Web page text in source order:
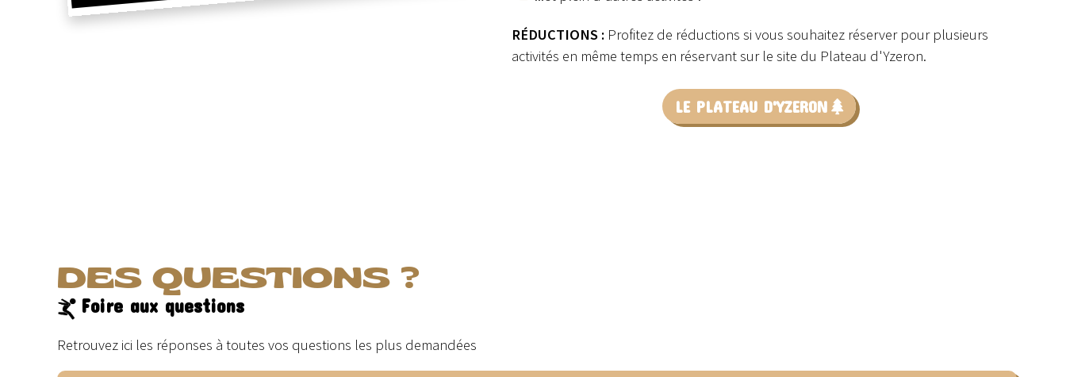
RÉDUCTIONS : Profitez de réductions si vous souhaitez réserver pour plusieurs
activités en même temps en réservant sur le site du Plateau d'Yzeron.
LE PLATEAU D'YZERON
DES QUESTIONS ?
Foire aux questions
Retrouvez ici les réponses à toutes vos questions les plus demandées